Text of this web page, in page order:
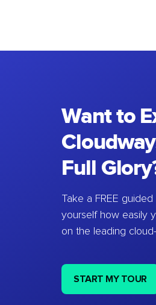
Want to
Full
Take a FREE
yourself how easily
on the leading
START MY TOUR